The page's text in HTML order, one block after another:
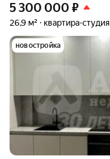
5 300 000 ₽
26,9 м² квартира-студия
новостройка